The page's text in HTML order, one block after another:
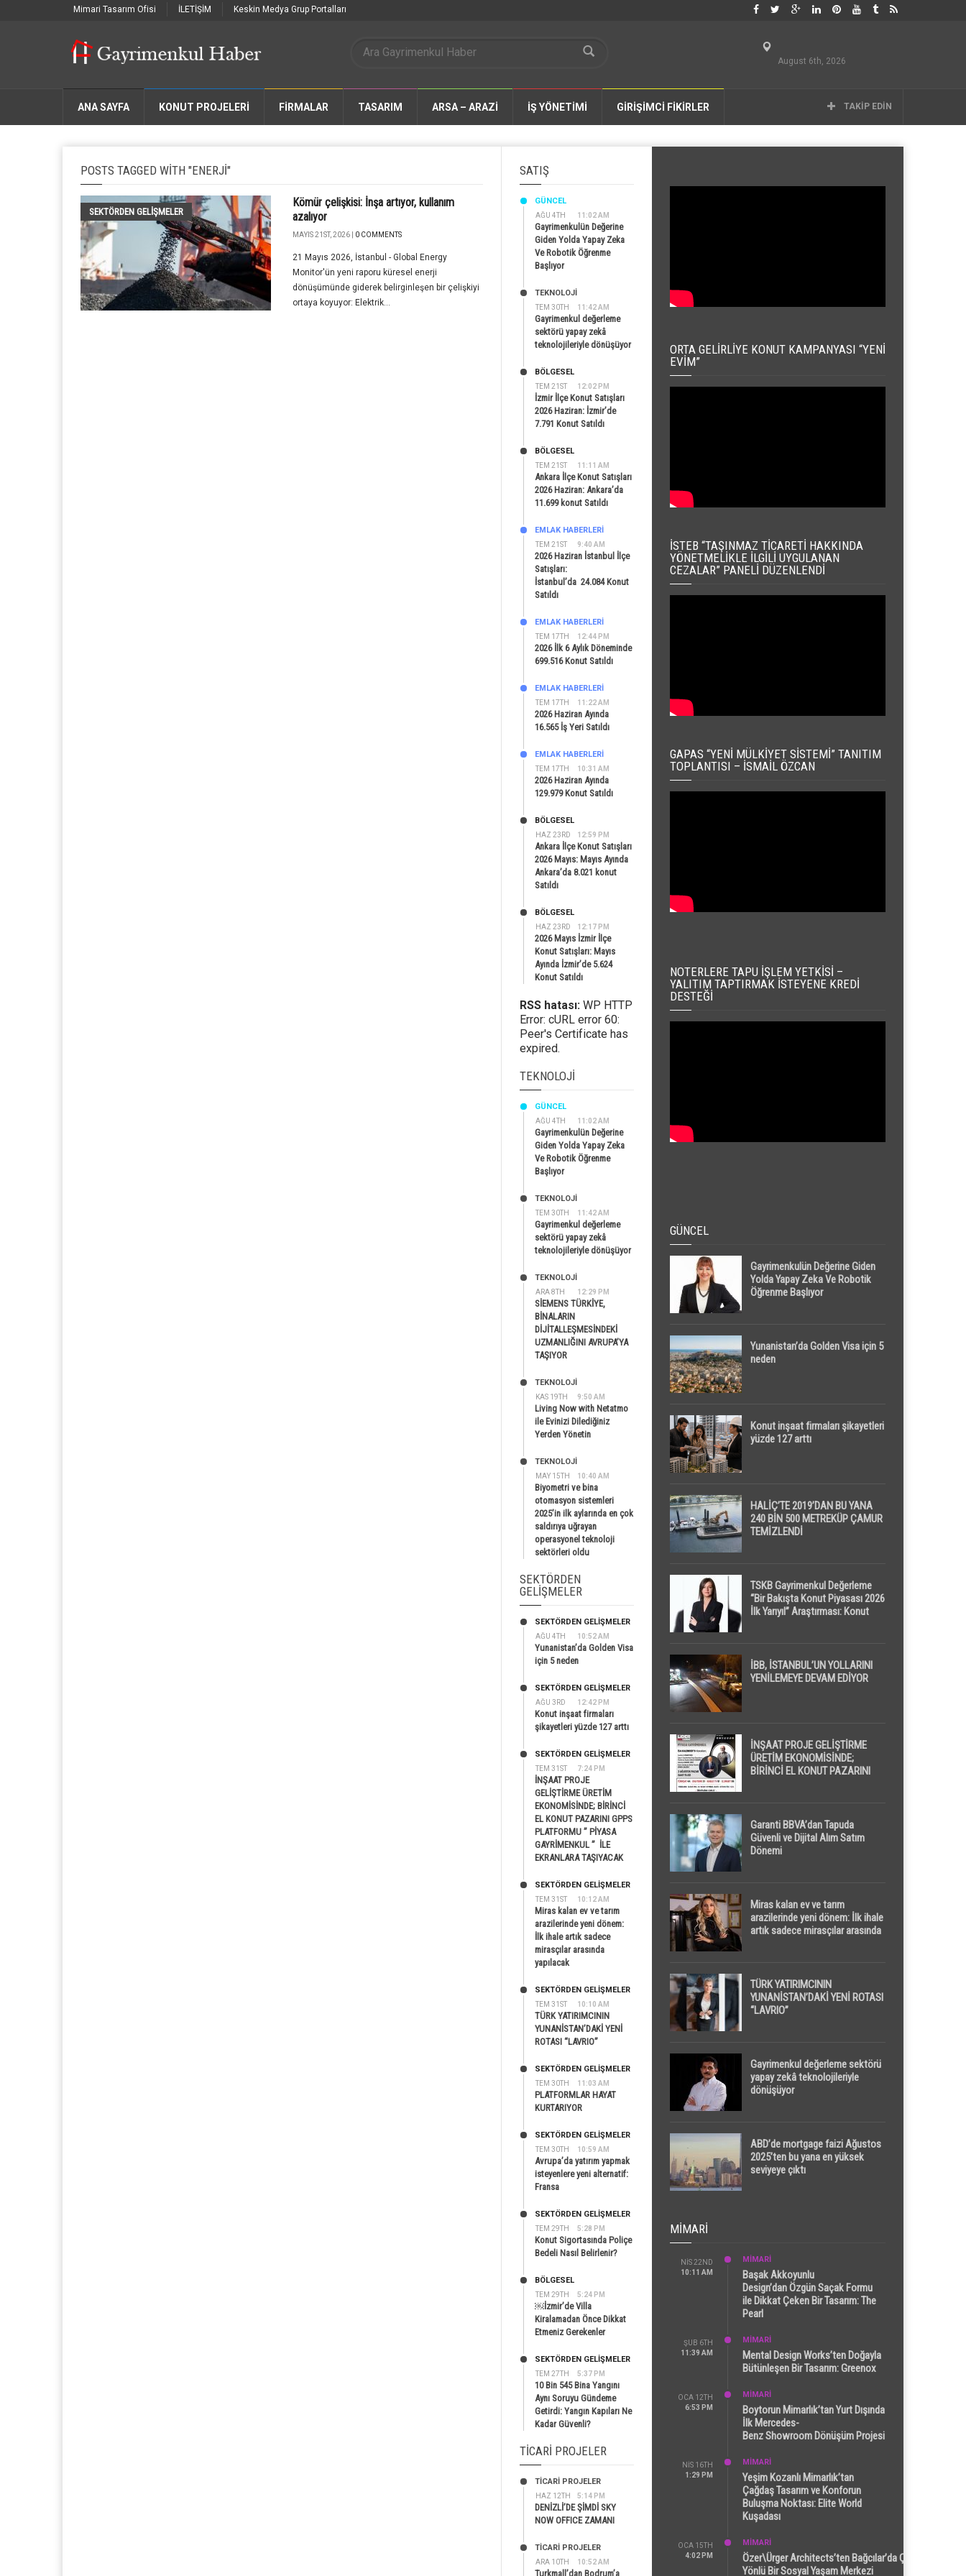
Mimari Tasarım Ofisi İLETİŞİM Keskin Medya Grup Portalları
August 6th, 2026
ANA SAYFA KONUT PROJELERİ FIRMALAR TASARIM ARSA – ARAZİ İŞ YÖNETİMİ GİRİŞİMCİ FİKİRLER TAKIP EDIN
POSTS TAGGED WITH "ENERJI"
SEKTÖRDEN GELIŞMELER
Kömür çelişkisi: İnşa artıyor, kullanım
azalıyor
MAYIS 21ST, 2026 | 0 COMMENTS
21 Mayıs 2026, İstanbul - Global Energy
Monitor'ün yeni raporu küresel enerji
dönüşümünde giderek belirginleşen bir çelişkiyi
ortaya koyuyor: Elektrik...
SATIŞ
AĞU 4TH 11:02 AM
GÜNCEL
Gayrimenkulün Değerine
Giden Yolda Yapay Zeka
Ve Robotik Öğrenme
Başlıyor
TEM 30TH 11:42 AM
TEKNOLOJİ
Gayrimenkul değerleme
sektörü yapay zekâ
teknolojileriyle dönüşüyor
TEM 21ST 12:02 PM
BÖLGESEL
İzmir İlçe Konut Satışları
2026 Haziran: İzmir’de
7.791 Konut Satıldı
TEM 21ST 11:11 AM
BÖLGESEL
Ankara İlçe Konut Satışları
2026 Haziran: Ankara’da
11.699 konut Satıldı
TEM 21ST 9:40 AM
EMLAK HABERLERI
2026 Haziran İstanbul İlçe
Satışları:
İstanbul’da 24.084 Konut
Satıldı
TEM 17TH 12:44 PM
EMLAK HABERLERI
2026 İlk 6 Aylık Döneminde
699.516 Konut Satıldı
TEM 17TH 11:22 AM
EMLAK HABERLERI
2026 Haziran Ayında
16.565 İş Yeri Satıldı
TEM 17TH 10:31 AM
EMLAK HABERLERI
2026 Haziran Ayında
129.979 Konut Satıldı
HAZ 23RD 12:59 PM
BÖLGESEL
Ankara İlçe Konut Satışları
2026 Mayıs: Mayıs Ayında
Ankara’da 8.021 konut
Satıldı
HAZ 23RD 12:17 PM
BÖLGESEL
2026 Mayıs İzmir İlçe
Konut Satışları: Mayıs
Ayında İzmir’de 5.624
Konut Satıldı
RSS hatası: WP HTTP
Error: cURL error 60:
Peer's Certificate has
expired.
TEKNOLOJI
AĞU 4TH 11:02 AM
GÜNCEL
Gayrimenkulün Değerine
Giden Yolda Yapay Zeka
Ve Robotik Öğrenme
Başlıyor
TEM 30TH 11:42 AM
TEKNOLOJİ
Gayrimenkul değerleme
sektörü yapay zekâ
teknolojileriyle dönüşüyor
ARA 8TH 12:29 PM
TEKNOLOJİ
SİEMENS TÜRKİYE,
BİNALARIN
DİJİTALLEŞMESİNDEKİ
UZMANLIĞINI AVRUPA’YA
TAŞIYOR
KAS 19TH 9:50 AM
TEKNOLOJİ
Living Now with Netatmo
ile Evinizi Dilediğiniz
Yerden Yönetin
MAY 15TH 10:40 AM
TEKNOLOJİ
Biyometri ve bina
otomasyon sistemleri
2025’in ilk aylarında en çok
saldırıya uğrayan
operasyonel teknoloji
sektörleri oldu
SEKTÖRDEN
GELIŞMELER
AĞU 4TH 10:52 AM
SEKTÖRDEN GELIŞMELER
Yunanistan’da Golden Visa
için 5 neden
AĞU 3RD 12:42 PM
SEKTÖRDEN GELIŞMELER
Konut inşaat firmaları
şikayetleri yüzde 127 arttı
TEM 31ST 7:24 PM
SEKTÖRDEN GELIŞMELER
İNŞAAT PROJE
GELİŞTİRME ÜRETİM
EKONOMİSİNDE; BİRİNCİ
EL KONUT PAZARINI GPPS
PLATFORMU ” PİYASA
GAYRİMENKUL ” İLE
EKRANLARA TAŞIYACAK
TEM 31ST 10:12 AM
SEKTÖRDEN GELIŞMELER
Miras kalan ev ve tarım
arazilerinde yeni dönem:
İlk ihale artık sadece
mirasçılar arasında
yapılacak
TEM 31ST 10:10 AM
SEKTÖRDEN GELIŞMELER
TÜRK YATIRIMCININ
YUNANİSTAN’DAKİ YENİ
ROTASI “LAVRIO”
TEM 30TH 11:03 AM
SEKTÖRDEN GELIŞMELER
PLATFORMLAR HAYAT
KURTARIYOR
TEM 30TH 10:59 AM
SEKTÖRDEN GELIŞMELER
Avrupa’da yatırım yapmak
isteyenlere yeni alternatif:
Fransa
TEM 29TH 5:28 PM
SEKTÖRDEN GELIŞMELER
Konut Sigortasında Poliçe
Bedeli Nasıl Belirlenir?
TEM 29TH 5:24 PM
BÖLGESEL
￼İzmir’de Villa
Kiralamadan Önce Dikkat
Etmeniz Gerekenler
TEM 27TH 5:37 PM
SEKTÖRDEN GELIŞMELER
10 Bin 545 Bina Yangını
Aynı Soruyu Gündeme
Getirdi: Yangın Kapıları Ne
Kadar Güvenli?
TICARI PROJELER
HAZ 12TH 5:14 PM
TİCARİ PROJELER
DENİZLİ’DE ŞİMDİ SKY
NOW OFFICE ZAMANI
ARA 10TH 10:52 AM
TİCARİ PROJELER
Turkmall’dan Bodrum’a
ORTA GELIRLIYE KONUT KAMPANYASI “YENI
EVIM”
İSTEB “TAŞINMAZ TICARETI HAKKINDA
YÖNETMELIKLE İLGILI UYGULANAN
CEZALAR” PANELI DÜZENLENDI
GAPAS “YENI MÜLKIYET SISTEMI” TANITIM
TOPLANTISI – İSMAIL ÖZCAN
NOTERLERE TAPU İŞLEM YETKISI –
YALITIM TAPTIRMAK İSTEYENE KREDI
DESTEĞI
GÜNCEL
Gayrimenkulün Değerine Giden
Yolda Yapay Zeka Ve Robotik
Öğrenme Başlıyor
Yunanistan’da Golden Visa için 5
neden
Konut inşaat firmaları şikayetleri
yüzde 127 arttı
HALİÇ’TE 2019’DAN BU YANA
240 BİN 500 METREKÜP ÇAMUR
TEMİZLENDİ
TSKB Gayrimenkul Değerleme
“Bir Bakışta Konut Piyasası 2026
İlk Yarıyıl” Araştırması: Konut
Dikkat Çekti
İBB, İSTANBUL’UN YOLLARINI
YENİLEMEYE DEVAM EDİYOR
İNŞAAT PROJE GELİŞTİRME
ÜRETİM EKONOMİSİNDE;
BİRİNCİ EL KONUT PAZARINI
Garanti BBVA’dan Tapuda
Güvenli ve Dijital Alım Satım
Dönemi
Miras kalan ev ve tarım
arazilerinde yeni dönem: İlk ihale
artık sadece mirasçılar arasında
TÜRK YATIRIMCININ
YUNANİSTAN’DAKİ YENİ ROTASI
“LAVRIO”
Gayrimenkul değerleme sektörü
yapay zekâ teknolojileriyle
dönüşüyor
ABD’de mortgage faizi Ağustos
2025’ten bu yana en yüksek
seviyeye çıktı
MIMARI
NIS 22ND
10:11 AM
MİMARİ
Başak Akkoyunlu
Design’dan Özgün Saçak Formu
ile Dikkat Çeken Bir Tasarım: The
Pearl
ŞUB 6TH
11:39 AM
MİMARİ
Mental Design Works’ten Doğayla
Bütünleşen Bir Tasarım: Greenox
OCA 12TH
6:53 PM
MİMARİ
Boytorun Mimarlık’tan Yurt Dışında
İlk Mercedes-
Benz Showroom Dönüşüm Projesi
NIS 16TH
1:29 PM
MİMARİ
Yeşim Kozanlı Mimarlık’tan
Çağdaş Tasarım ve Konforun
Buluşma Noktası: Elite World
Kuşadası
OCA 15TH
4:02 PM
MİMARİ
Özer\Ürger Architects’ten Bağcılar’da Çok
Yönlü Bir Sosyal Yaşam Merkezi